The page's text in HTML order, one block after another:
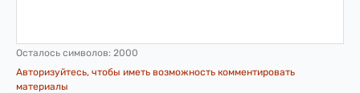
Осталось символов: 2000
Авторизуйтесь, чтобы иметь возможность комментировать
материалы